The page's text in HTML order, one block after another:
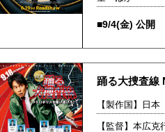
■9/4(金) 公開
踊る大捜査線
【製作国】日
【監督】本広